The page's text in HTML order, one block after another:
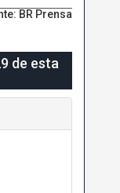
BR Prensa
de esta